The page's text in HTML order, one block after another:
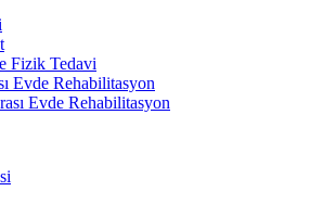
Fizik Tedavi
Evde Rehabilitasyon
Evde Rehabilitasyon